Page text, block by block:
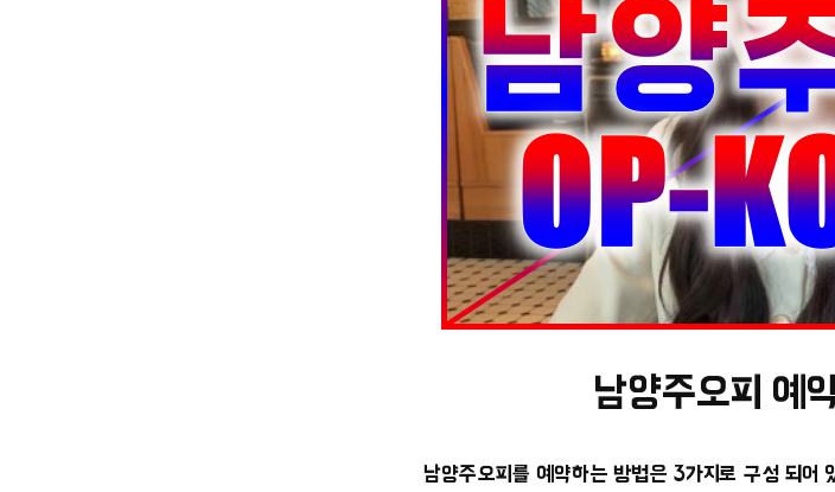
남양주오피 예
남양주오피를 예약하는 방법은 3가지로 구성 되어